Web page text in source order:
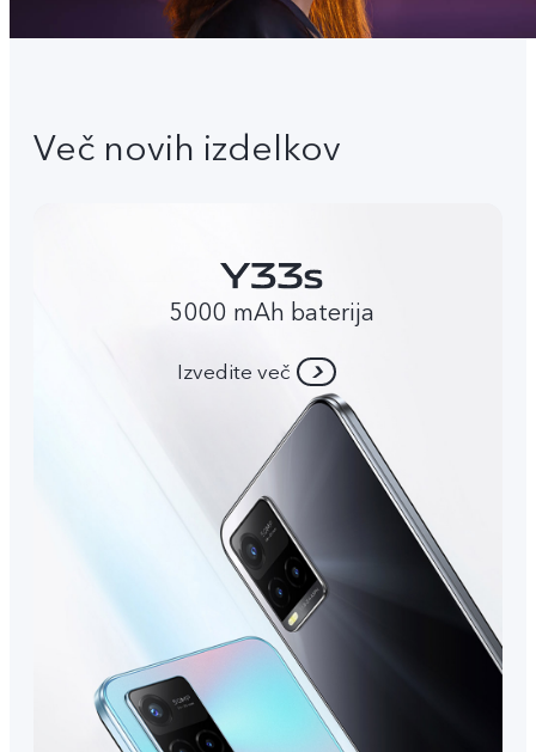
Več novih izdelkov
5000 mAh baterija
Izvedite več